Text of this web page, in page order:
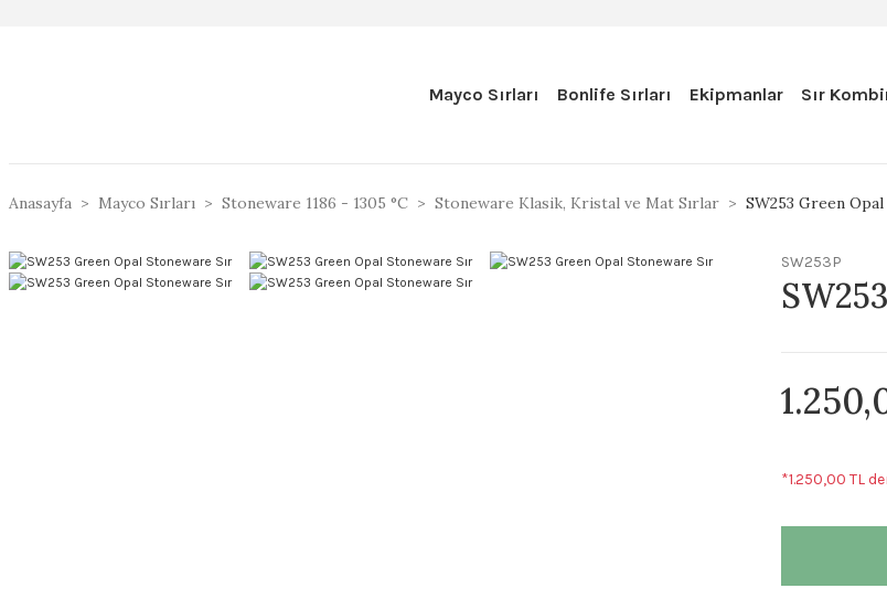
Mayco Sırları Bonlife Sırları Ekipmanlar Sır
Anasayfa Mayco Sırları Stoneware 1186 - 1305 °C Stoneware Klasik, Kristal ve Mat Sırlar SW253 Green
SW253P
*1.250,00 TL